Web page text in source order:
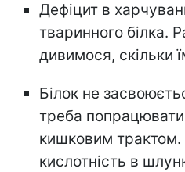
Дефіцит в
тваринного білка.
дивимося, скільки
Білок не
треба
кишковим трактом.
кислотність в